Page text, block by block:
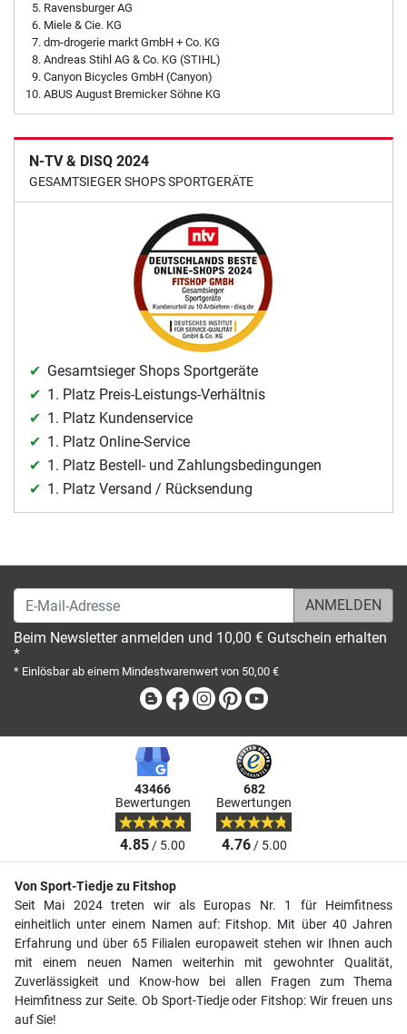
Ravensburger AG
Miele & Cie. KG
dm-drogerie markt GmbH + Co. KG
Andreas Stihl AG & Co. KG (STIHL)
Canyon Bicycles GmbH (Canyon)
ABUS August Bremicker Söhne KG
N-TV & DISQ 2024
GESAMTSIEGER SHOPS SPORTGERÄTE
Gesamtsieger Shops Sportgeräte
1. Platz Preis-Leistungs-Verhältnis
1. Platz Kundenservice
1. Platz Online-Service
1. Platz Bestell- und Zahlungsbedingungen
1. Platz Versand / Rücksendung
E-Mail-Adresse
Beim Newsletter anmelden und 10,00 € Gutschein erhalten
*
* Einlösbar ab einem Mindestwarenwert von 50,00 €
BlogFacebook
Instagram
Pinterest
43466
Bewertungen
4.85/ 5.00
682
Bewertungen
4.76/ 5.00
Von Sport-Tiedje zu Fitshop
Seit Mai 2024 treten wir als Europas Nr. 1 für Heimfitness
einheitlich unter einem Namen auf: Fitshop. Mit über 40 Jahren
Erfahrung und über 65 Filialen europaweit stehen wir Ihnen auch
mit einem neuen Namen weiterhin mit gewohnter Qualität,
Zuverlässigkeit und Know-how bei allen Fragen zum Thema
Heimfitness zur Seite. Ob Sport-Tiedje oder Fitshop: Wir freuen uns
auf Sie!